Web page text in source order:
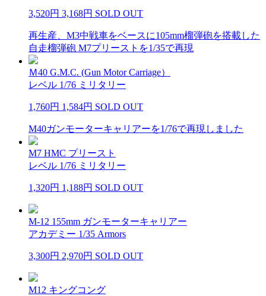
3,520円 3,168円 SOLD OUT
再生産、M3中戦車をベースに105mm榴弾砲を搭載した
自走榴弾砲 M7プリーストを1/35で再現
Ｍ40 G.M.C. (Gun Motor Carriage）
レベル 1/76 ミリタリー
1,760円 1,584円 SOLD OUT
M40ガンモーターキャリアーを1/76で再現しました
M7 HMC プリースト
レベル 1/76 ミリタリー
1,320円 1,188円 SOLD OUT
M-12 155mm ガンモーターキャリアー
アカデミー 1/35 Armors
3,300円 2,970円 SOLD OUT
M12 キングコング